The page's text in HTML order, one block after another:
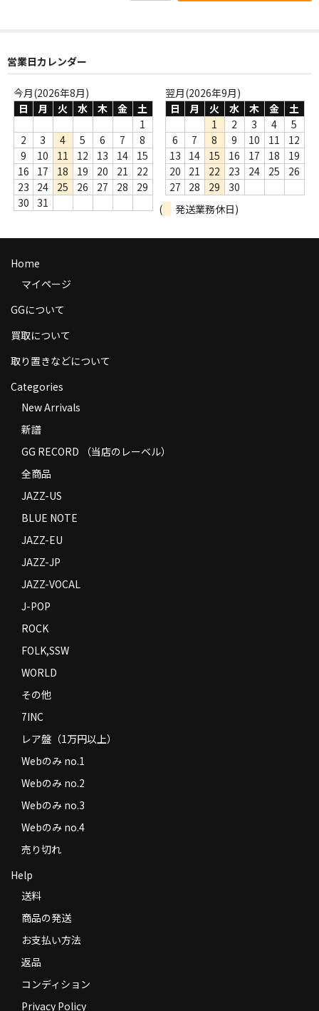
商品の発送
お支払い方法
コンディション
Privacy Policy
特定商取引法に基づく表示
営業日カレンダー
今月(2026年8月)
日
月 火 水 木 金
土
1
2
3 4 5 6 7
8
9
10 11 12 13 14
15
16
17 18 19 20 21
22
23
24 25 26 27 28
29
30
31
翌月(2026年9月)
日
月 火 水 木 金
土
1
2 3 4
5
6
7 8 9 10 11
12
13
14 15 16 17 18
19
20
21 22 23 24 25
26
27
28 29
30
(
発送業務休日)
Home
マイページ
GGについて
買取について
取り置きなどについて
Categories
New Arrivals
新譜
GG RECORD （当店のレーベル）
全商品
JAZZ-US
BLUE NOTE
JAZZ-EU
JAZZ-JP
JAZZ-VOCAL
J-POP
ROCK
FOLK,SSW
WORLD
その他
7INC
レア盤（1万円以上）
Webのみ no.1
Webのみ no.2
Webのみ no.3
Webのみ no.4
売り切れ
Help
送料
商品の発送
お支払い方法
返品
コンディション
Privacy Policy